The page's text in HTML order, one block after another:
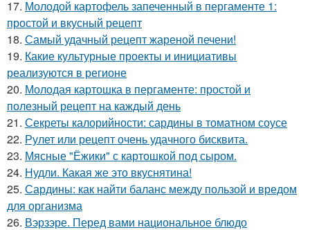
17. Молодой картофель запеченный в пергаменте 1:
простой и вкусный рецепт
18. Самый удачный рецепт жареной печени!
19. Какие культурные проекты и инициативы
реализуются в регионе
20. Молодая картошка в пергаменте: простой и
полезный рецепт на каждый день
21. Секреты калорийности: сардины в томатном соусе
22. Рулет или рецепт очень удачного бисквита.
23. Мясные "Ёжики" с картошкой под сыром.
24. Нудли. Какая же это вкуснятина!
25. Сардины: как найти баланс между пользой и вредом
для организма
26. Вэрзэре. Перед вами национальное блюдо